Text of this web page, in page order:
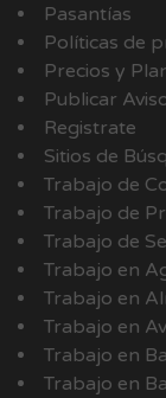
Pasantías
Políticas de
Precios y
Publicar
Registrate
Sitios de
Trabajo de
Trabajo de
Trabajo de
Trabajo en
Trabajo en
Trabajo en
Trabajo en
Trabajo en